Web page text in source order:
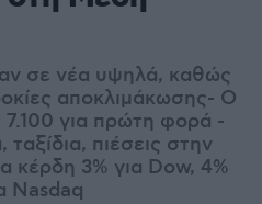
σε νέα υψηλά, καθώς
αποκλιμάκωσης- Ο
7.100 για πρώτη φορά -
πιέσεις στην
κέρδη 3% για Dow, 4%
Nasdaq